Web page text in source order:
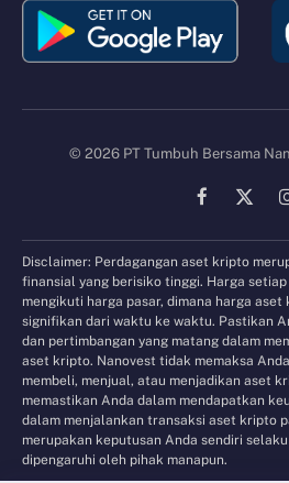
© 2026 PT Tumbuh Bersama
Facebook
X
Disclaimer: Perdagangan aset kripto
finansial yang berisiko tinggi. Harga
mengikuti harga pasar, dimana harga
signifikan dari waktu ke waktu. Pastikan
dan pertimbangan yang matang dalam
aset kripto. Nanovest tidak memaksa
membeli, menjual, atau menjadikan aset
memastikan Anda dalam mendapatkan
dalam menjalankan transaksi aset kripto
merupakan keputusan Anda sendiri
dipengaruhi oleh pihak manapun.